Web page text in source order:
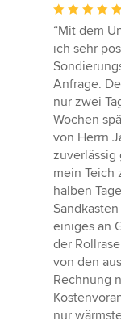
Bewertung:
5
von
5
Sternen
“Mit dem
ich sehr
Anfrage.
nur zwei
Wochen
von Herrn
zuverlässig
mein Teich
halben
einiges an
der
von den
Rechnung
nur